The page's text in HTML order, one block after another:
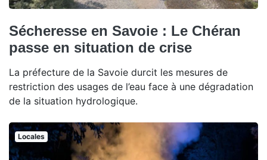
Sécheresse en Savoie : Le Chéran
passe en situation de crise
La préfecture de la Savoie durcit les mesures de
restriction des usages de l’eau face à une dégradation
de la situation hydrologique.
Locales